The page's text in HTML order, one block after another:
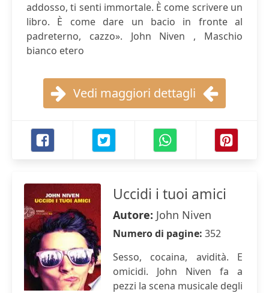
addosso, ti senti immortale. È come scrivere un
libro. È come dare un bacio in fronte al
padreterno, cazzo». John Niven , Maschio
bianco etero
Vedi maggiori dettagli
Uccidi i tuoi amici
Autore: John Niven
Numero di pagine: 352
Sesso, cocaina, avidità. E
omicidi. John Niven fa a
pezzi la scena musicale degli